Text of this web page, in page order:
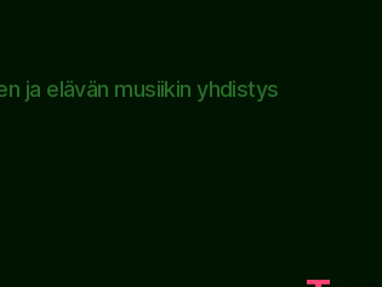
ja elävän musiikin yhdistys